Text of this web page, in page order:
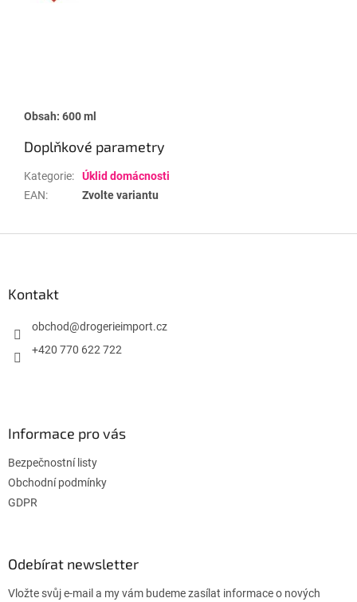
Obsah: 600 ml
Doplňkové parametry
Kategorie:
Úklid domácnosti
EAN: Zvolte variantu
Kontakt
obchod@drogerieimport.cz
+420 770 622 722
Informace pro vás
Bezpečnostní listy
Obchodní podmínky
GDPR
Odebírat newsletter
Vložte svůj e-mail a my vám budeme zasílat informace o nových